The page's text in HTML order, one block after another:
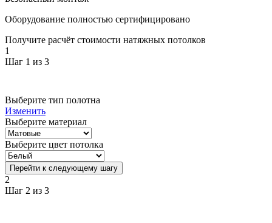
Оборудование полностью сертифицировано
Получите расчёт стоимости натяжных потолков
1
Шаг 1 из 3
Выберите тип полотна
Изменить
Выберите материал
Выберите цвет потолка
Перейти к следующему шагу
2
Шаг 2 из 3